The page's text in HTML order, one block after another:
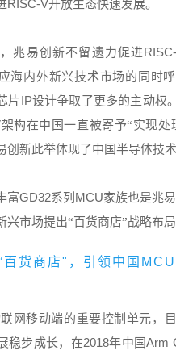
RISC-V开放生态快速发展。
兆易创新不留遗力促进
海内外新兴技术市场的同时
片IP设计争取了更多的主动权
架构在中国一直被寄予“实现处
创新此举体现了中国半导体技
富GD32系列 MCU家族也是兆
兴市场提出“百货商店”战略布
百货商店"，引领中国
网移动端的重要控制单元，
稳步成长，在2018年中国Arm